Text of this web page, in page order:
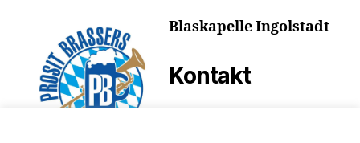
Blaskapelle Ingolstadt
Kontakt